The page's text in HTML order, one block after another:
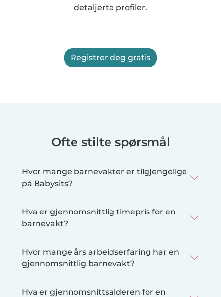
detaljerte profiler.
Registrer deg gratis
Ofte stilte spørsmål
Hvor mange barnevakter er tilgjengelige
på Babysits?
Hva er gjennomsnittlig timepris for en
barnevakt?
Hvor mange års arbeidserfaring har en
gjennomsnittlig barnevakt?
Hva er gjennomsnittsalderen for en